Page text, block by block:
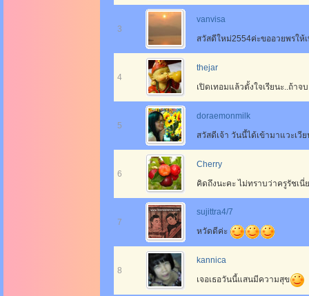
3
vanvisa
สวัสดีใหม่2554ค่ะขออวยพรใ
4
thejar
เปิดเทอมแล้วตั้งใจเรียนะ..ถ้าจ
5
doraemonmilk
สวัสดีเจ้า วันนี้ได้เข้ามาแวะเวี
6
Cherry
คิดถึงนะคะ ไม่ทราบว่าครูรัชเนี่
7
sujittra4/7
หวัดดีค่ะ
8
kannica
เจอเธอวันนี้แสนมีความสุข